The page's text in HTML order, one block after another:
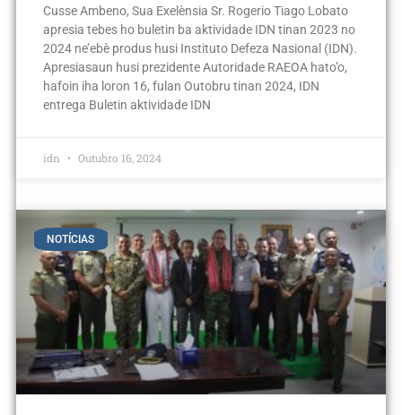
Cusse Ambeno, Sua Exelènsia Sr. Rogerio Tiago Lobato
apresia tebes ho buletin ba aktividade IDN tinan 2023 no
2024 ne’ebè produs husi Instituto Defeza Nasional (IDN).
Apresiasaun husi prezidente Autoridade RAEOA hato’o,
hafoin iha loron 16, fulan Outobru tinan 2024, IDN
entrega Buletin aktividade IDN
idn Outubro 16, 2024
NOTÍCIAS